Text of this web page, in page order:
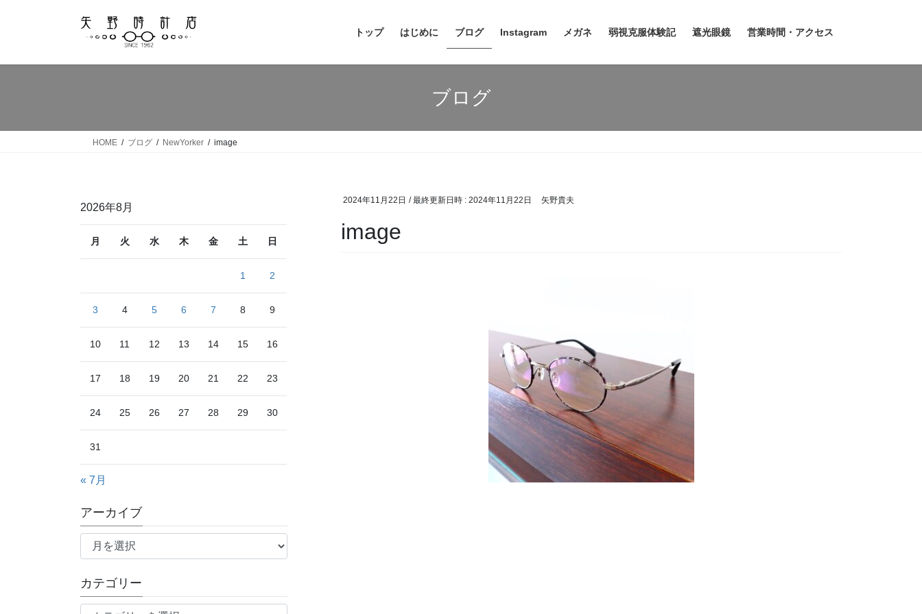
トップ はじめに ブログ Instagram メガネ 弱視克服体験記 遮光眼鏡 営業時間・アクセス
ブログ
HOME ブログ NewYorker image
2024年11月22日 / 最終更新日時 : 2024年11月22日 矢野貴夫
image
2026年8月
月 火 水 木 金 土 日
1 2
3 4 5 6 7 8 9
10 11 12 13 14 15 16
17 18 19 20 21 22 23
24 25 26 27 28 29 30
31
« 7月
アーカイブ
ア
イ
ブ
カテゴリー